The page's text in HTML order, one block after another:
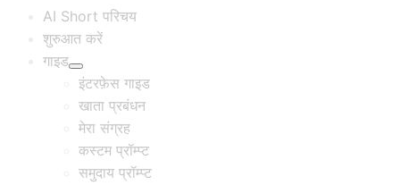
AI Short परिचय
शुरुआत करें
गाइड
इंटरफ़ेस गाइड
खाता प्रबंधन
मेरा संग्रह
कस्टम प्रॉम्प्ट
समुदाय प्रॉम्प्ट